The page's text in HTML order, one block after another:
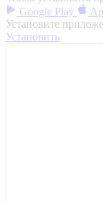
Google Play
Установите
Установить